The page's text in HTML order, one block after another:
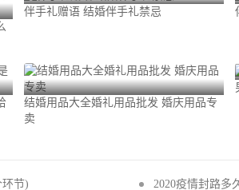
伴手礼赠语 结婚伴手礼禁忌
结婚用品大全婚礼用品批发 婚庆用品专
卖
节) 2020疫情封路多久